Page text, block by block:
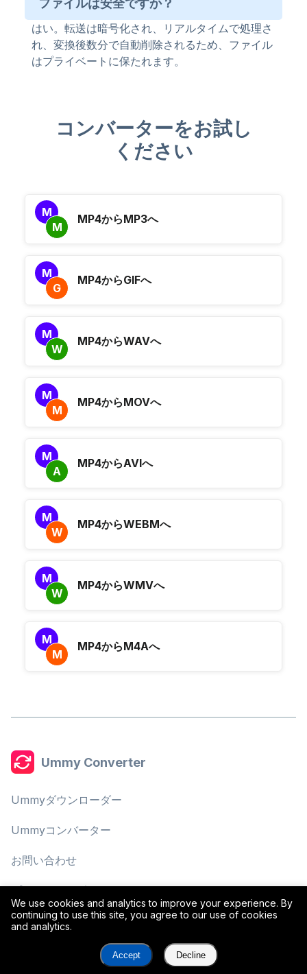
We use cookies and analytics to improve your experience. By
continuing to use this site, you agree to our use of cookies
and analytics.
Accept Decline
ファイルは安全ですか？
はい。転送は暗号化され、リアルタイムで処理さ
れ、変換後数分で自動削除されるため、ファイル
はプライベートに保たれます。
コンバーターをお試し
ください
M
M
MP4からMP3へ
M
G
MP4からGIFへ
M
W
MP4からWAVへ
M
M
MP4からMOVへ
M
A
MP4からAVIへ
M
W
MP4からWEBMへ
M
W
MP4からWMVへ
M
M
MP4からM4Aへ
Ummy Converter
Ummyダウンローダー
Ummyコンバーター
お問い合わせ
プライバシーポリシー
利用規約